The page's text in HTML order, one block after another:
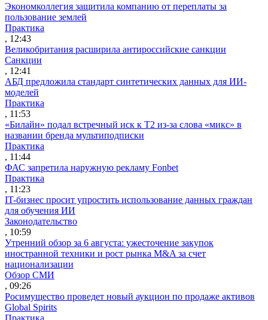
Экономколлегия защитила компанию от переплаты за
пользование землей
Практика
, 12:43
Великобритания расширила антироссийские санкции
Санкции
, 12:41
АБД предложила стандарт синтетических данных для ИИ-
моделей
Практика
, 11:53
«Билайн» подал встречный иск к Т2 из-за слова «микс» в
названии бренда мультиподписки
Практика
, 11:44
ФАС запретила наружную рекламу Fonbet
Практика
, 11:23
IT-бизнес просит упростить использование данных граждан
для обучения ИИ
Законодательство
, 10:59
Утренний обзор за 6 августа: ужесточение закупок
иностранной техники и рост рынка M&A за счет
национализации
Обзор СМИ
, 09:26
Росимущество проведет новый аукцион по продаже активов
Global Spirits
Практика